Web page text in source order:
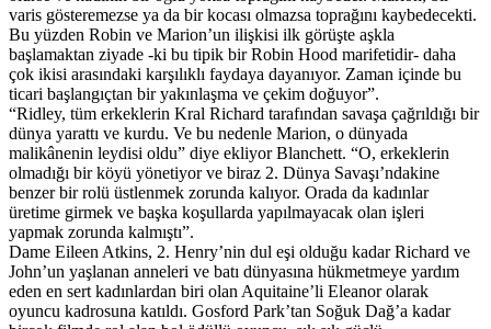
varis gösteremezse ya da bir kocası olmazsa toprağını kaybedecekti.
Bu yüzden Robin ve Marion’un ilişkisi ilk görüşte aşkla
başlamaktan ziyade -ki bu tipik bir Robin Hood marifetidir- daha
çok ikisi arasındaki karşılıklı faydaya dayanıyor. Zaman içinde bu
ticari başlangıçtan bir yakınlaşma ve çekim doğuyor”.
“Ridley, tüm erkeklerin Kral Richard tarafından savaşa çağrıldığı bir
dünya yarattı ve kurdu. Ve bu nedenle Marion, o dünyada
malikânenin leydisi oldu” diye ekliyor Blanchett. “O, erkeklerin
olmadığı bir köyü yönetiyor ve biraz 2. Dünya Savaşı’ndakine
benzer bir rolü üstlenmek zorunda kalıyor. Orada da kadınlar
üretime girmek ve başka koşullarda yapılmayacak olan işleri
yapmak zorunda kalmıştı”.
Dame Eileen Atkins, 2. Henry’nin dul eşi olduğu kadar Richard ve
John’un yaşlanan anneleri ve batı dünyasına hükmetmeye yardım
eden en sert kadınlardan biri olan Aquitaine’li Eleanor olarak
oyuncu kadrosuna katıldı. Gosford Park’tan Soğuk Dağ’a kadar